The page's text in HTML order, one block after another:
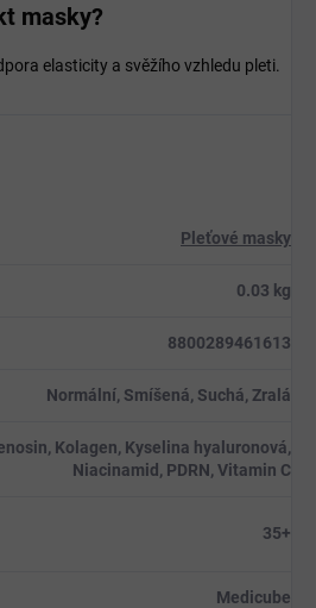
masky?
elasticity a svěžího vzhledu pleti.
Pleťové masky
0.03 kg
8800289461613
Normální, Smíšená, Suchá, Zralá
Kolagen, Kyselina hyaluronová,
Niacinamid, PDRN, Vitamin C
35+
Medicube